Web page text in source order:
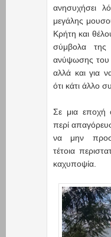
ανησυχήσει
μεγάλης
Κρήτη και
σύμβολα της
ανύψωσης του
αλλά και για
ότι κάτι άλλο
Σε μια εποχή
περί
να μην
τέτοια
καχυποψία.